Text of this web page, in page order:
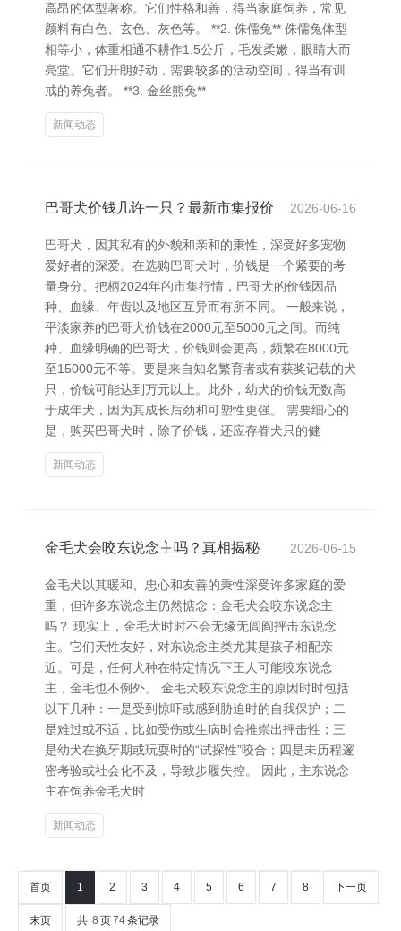
高昂的体型著称。它们性格和善，得当家庭饲养，常见
颜料有白色、玄色、灰色等。 **2. 侏儒兔** 侏儒兔体型
相等小，体重相通不耕作1.5公斤，毛发柔嫩，眼睛大而
亮堂。它们开朗好动，需要较多的活动空间，得当有训
戒的养兔者。 **3. 金丝熊兔**
新闻动态
巴哥犬价钱几许一只？最新市集报价 2026-06-16
巴哥犬，因其私有的外貌和亲和的秉性，深受好多宠物
爱好者的深爱。在选购巴哥犬时，价钱是一个紧要的考
量身分。把柄2024年的市集行情，巴哥犬的价钱因品
种、血缘、年齿以及地区互异而有所不同。 一般来说，
平淡家养的巴哥犬价钱在2000元至5000元之间。而纯
种、血缘明确的巴哥犬，价钱则会更高，频繁在8000元
至15000元不等。要是来自知名繁育者或有获奖记载的犬
只，价钱可能达到万元以上。此外，幼犬的价钱无数高
于成年犬，因为其成长后劲和可塑性更强。 需要细心的
是，购买巴哥犬时，除了价钱，还应存眷犬只的健
新闻动态
金毛犬会咬东说念主吗？真相揭秘 2026-06-15
金毛犬以其暖和、忠心和友善的秉性深受许多家庭的爱
重，但许多东说念主仍然惦念：金毛犬会咬东说念主
吗？ 现实上，金毛犬时时不会无缘无闾阎抨击东说念
主。它们天性友好，对东说念主类尤其是孩子相配亲
近。可是，任何犬种在特定情况下王人可能咬东说念
主，金毛也不例外。 金毛犬咬东说念主的原因时时包括
以下几种：一是受到惊吓或感到胁迫时的自我保护；二
是难过或不适，比如受伤或生病时会推崇出抨击性；三
是幼犬在换牙期或玩耍时的“试探性”咬合；四是未历程邃
密考验或社会化不及，导致步履失控。 因此，主东说念
主在饲养金毛犬时
新闻动态
首页 1 2 3 4 5 6 7 8 下一页
末页 共 8 页74条记录